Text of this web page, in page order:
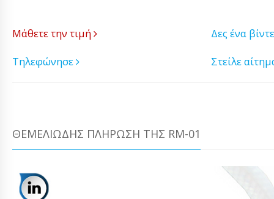
Μάθετε την τιμή
Δες ένα
Τηλεφώνησε
Στείλε
ΘΕΜΕΛΙΏΔΗΣ ΠΛΉΡΩΣΗ ΤΗΣ RM-01